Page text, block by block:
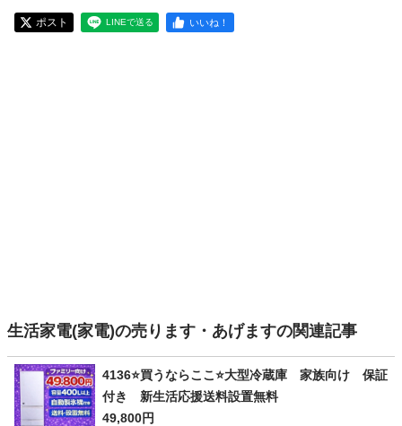
ポスト LINEで送る いいね！
生活家電(家電)の売ります・あげますの関連記事
4136⭐️買うならここ⭐️大型冷蔵庫 家族向け 保証
付き 新生活応援送料設置無料
49,800円